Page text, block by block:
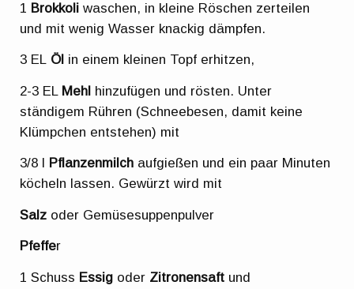
1 Brokkoli waschen, in kleine Röschen zerteilen
und mit wenig Wasser knackig dämpfen.
3 EL Öl in einem kleinen Topf erhitzen,
2-3 EL Mehl hinzufügen und rösten. Unter
ständigem Rühren (Schneebesen, damit keine
Klümpchen entstehen) mit
3/8 l Pflanzenmilch aufgießen und ein paar Minuten
köcheln lassen. Gewürzt wird mit
Salz oder Gemüsesuppenpulver
Pfeffer
1 Schuss Essig oder Zitronensaft und